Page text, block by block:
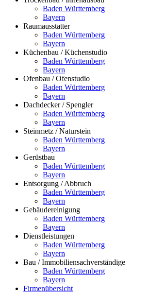
Baden Württemberg
Bayern
Raumausstatter
Baden Württemberg
Bayern
Küchenbau / Küchenstudio
Baden Württemberg
Bayern
Ofenbau / Ofenstudio
Baden Württemberg
Bayern
Dachdecker / Spengler
Baden Württemberg
Bayern
Steinmetz / Naturstein
Baden Württemberg
Bayern
Gerüstbau
Baden Württemberg
Bayern
Entsorgung / Abbruch
Baden Württemberg
Bayern
Gebäudereinigung
Baden Württemberg
Bayern
Dienstleistungen
Baden Württemberg
Bayern
Bau / Immobiliensachverständige
Baden Württemberg
Bayern
Firmenübersicht